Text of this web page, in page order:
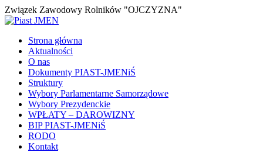
Związek Zawodowy Rolników "OJCZYZNA"
Strona główna
Aktualności
O nas
Dokumenty PIAST-JMENiŚ
Struktury
Wybory Parlamentarne Samorządowe
Wybory Prezydenckie
WPŁATY – DAROWIZNY
BIP PIAST-JMENiŚ
RODO
Kontakt